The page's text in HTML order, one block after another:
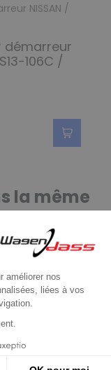
NISSAN /
démarreur
106C /
la même